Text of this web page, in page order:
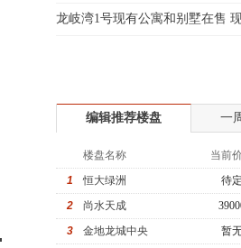
姚先生:137****6367
于女士:182****8478
黄先生:136****3612
起
龙岐湾1号现有公寓和别墅在售
编辑推荐楼盘 一
楼盘名称 当前
1
恒大绿洲 待定
2
尚水天成
3
金地龙城中央 暂